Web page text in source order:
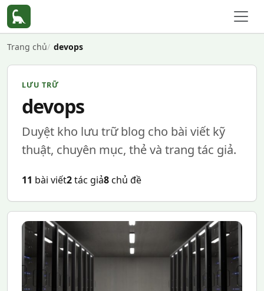
Trang chủ devops
LƯU TRỮ
devops
Duyệt kho lưu trữ blog cho bài viết kỹ
thuật, chuyên mục, thẻ và trang tác giả.
11 bài viết2tác giả8chủ đề